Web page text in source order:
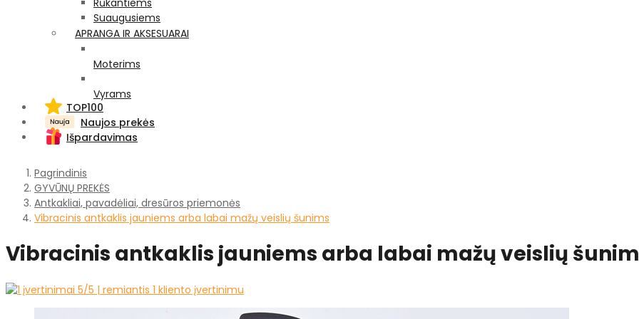
Rūkantiems
Suaugusiems
APRANGA IR AKSESUARAI
Moterims
Vyrams
TOP100
Naujos prekės
Išpardavimas
Pagrindinis
GYVŪNŲ PREKĖS
Antkakliai, pavadėliai, dresūros priemonės
Vibracinis antkaklis jauniems arba labai mažų veislių šunims
Vibracinis antkaklis jauniems arba labai mažų veislių
5/5 | remiantis 1 kliento įvertinimu